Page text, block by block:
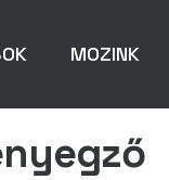
MOZINK